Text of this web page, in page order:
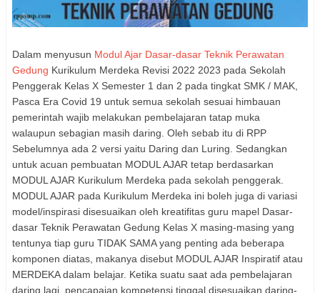
Dalam menyusun Modul Ajar Dasar-dasar Teknik Perawatan
Gedung Kurikulum Merdeka Revisi 2022 2023 pada Sekolah
Penggerak Kelas X Semester 1 dan 2 pada tingkat SMK / MAK,
Pasca Era Covid 19 untuk semua sekolah sesuai himbauan
pemerintah wajib melakukan pembelajaran tatap muka
walaupun sebagian masih daring. Oleh sebab itu di RPP
Sebelumnya ada 2 versi yaitu Daring dan Luring. Sedangkan
untuk acuan pembuatan MODUL AJAR tetap berdasarkan
MODUL AJAR Kurikulum Merdeka pada sekolah penggerak.
MODUL AJAR pada Kurikulum Merdeka ini boleh juga di variasi
model/inspirasi disesuaikan oleh kreatifitas guru mapel Dasar-
dasar Teknik Perawatan Gedung Kelas X masing-masing yang
tentunya tiap guru TIDAK SAMA yang penting ada beberapa
komponen diatas, makanya disebut MODUL AJAR Inspiratif atau
MERDEKA dalam belajar. Ketika suatu saat ada pembelajaran
daring lagi, pencapaian kompetensi tinggal disesuaikan daring-